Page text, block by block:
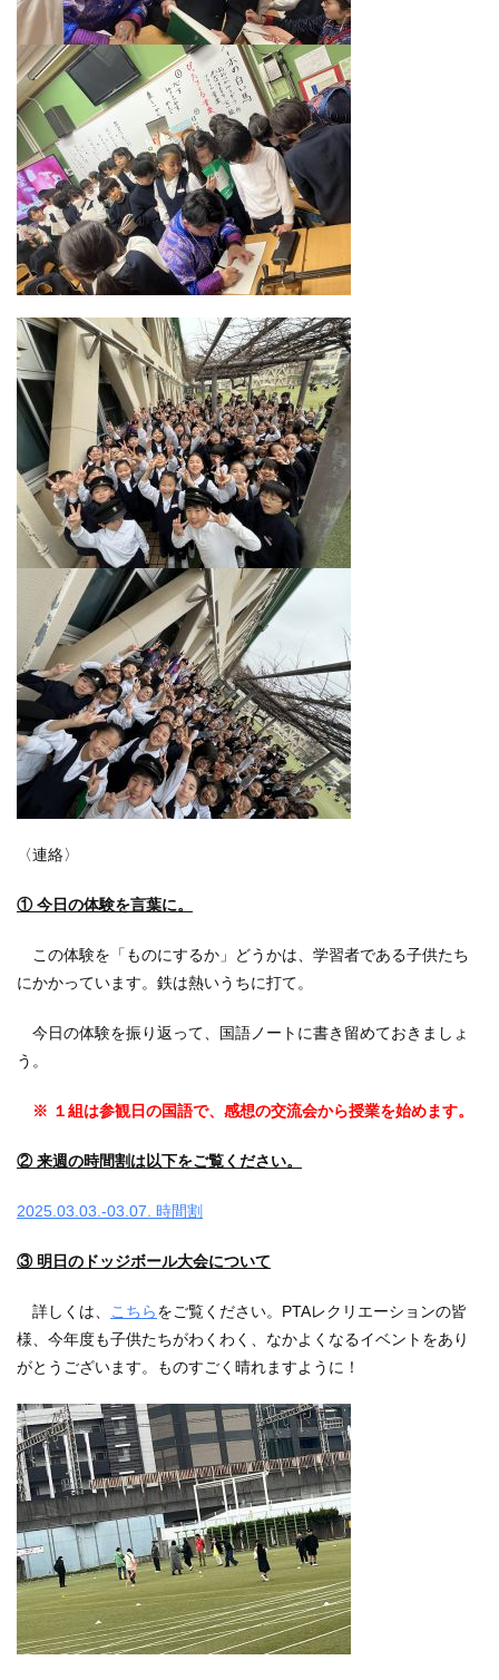
〈連絡〉
① 今日の体験を言葉に。
この体験を「ものにするか」どうかは、学習者である子供たち
にかかっています。鉄は熱いうちに打て。
今日の体験を振り返って、国語ノートに書き留めておきましょ
う。
※ １組は参観日の国語で、感想の交流会から授業を始めます。
② 来週の時間割は以下をご覧ください。
2025.03.03.-03.07. 時間割
③ 明日のドッジボール大会について
詳しくは、 こちらをご覧ください。PTAレクリエーションの皆
様、今年度も子供たちがわくわく、なかよくなるイベントをあり
がとうございます。ものすごく晴れますように！